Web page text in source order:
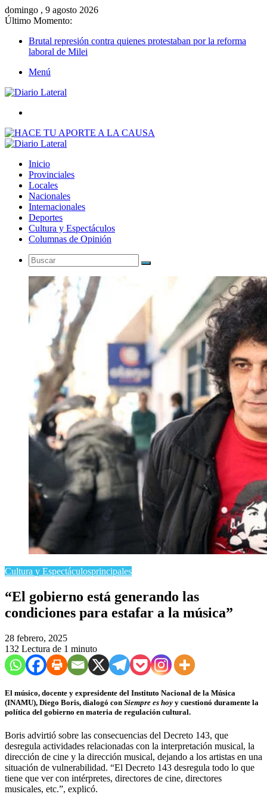
domingo , 9 agosto 2026
Último Momento:
Brutal represión contra quienes protestaban por la reforma
laboral de Milei
Menú
Inicio
Provinciales
Locales
Nacionales
Internacionales
Deportes
Cultura y Espectáculos
Columnas de Opinión
Buscar
Cultura y Espectáculosprincipales
​“El gobierno está generando las
condiciones para estafar a la música”
28 febrero, 2025
132 Lectura de 1 minuto
El músico, docente y expresidente del Instituto Nacional de la Música
(INAMU), Diego Boris, dialogó con Siempre es hoy y cuestionó duramente la
política del gobierno en materia de regulación cultural.
Boris advirtió sobre las consecuencias del Decreto 143, que
desregula actividades relacionadas con la interpretación musical, la
dirección de cine y la dirección musical, dejando a los artistas en una
situación de vulnerabilidad. “El Decreto 143 desregula todo lo que
tiene que ver con intérpretes, directores de cine, directores
musicales, etc.”, explicó.